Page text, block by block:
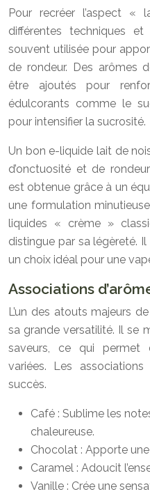
Pour recréer l’aspect «
différentes techniques
souvent utilisée pour
de rondeur. Des arômes
être ajoutés pour
édulcorants comme le
pour intensifier la sucrosité.
Un bon e-liquide lait de
d’onctuosité et de
est obtenue grâce à un
une formulation
liquides « crème »
distingue par sa légèreté.
un choix idéal pour une
Associations
L’un des atouts majeurs
sa grande versatilité. Il se
saveurs, ce qui permet
variées. Les
succès.
Café : Sublime les
chaleureuse.
Chocolat : Apporte
Caramel : Adoucit
Vanille : Crée une